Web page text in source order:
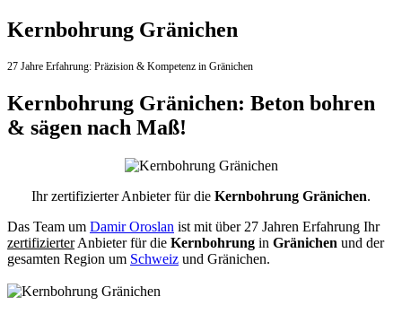
Kernbohrung Gränichen
27 Jahre Erfahrung: Präzision & Kompetenz in Gränichen
Kernbohrung Gränichen: Beton bohren
& sägen nach Maß!
Ihr zertifizierter Anbieter für die Kernbohrung Gränichen.
Das Team um Damir Oroslan ist mit über 27 Jahren Erfahrung Ihr
zertifizierterAnbieter für die Kernbohrung in Gränichen und der
gesamten Region um Schweiz und Gränichen.